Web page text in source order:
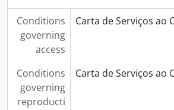
Conditions
governing
access
Carta de Serviços ao
Conditions
governing
reproducti
Carta de Serviços ao